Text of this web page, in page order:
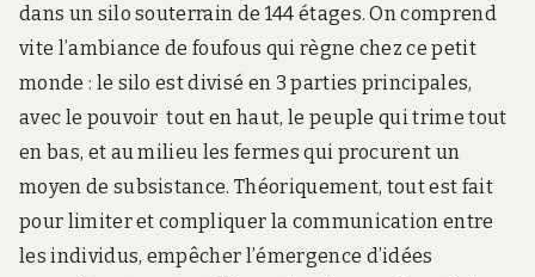
dans un silo souterrain de 144 étages. On comprend
vite l’ambiance de foufous qui règne chez ce petit
monde : le silo est divisé en 3 parties principales,
avec le pouvoir tout en haut, le peuple qui trime tout
en bas, et au milieu les fermes qui procurent un
moyen de subsistance. Théoriquement, tout est fait
pour limiter et compliquer la communication entre
les individus, empêcher l’émergence d’idées